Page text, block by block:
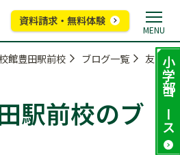
資料請求・無料体験
MENU
小学部
コース
館豊田駅前校 ブログ一覧
友
駅前校のブ